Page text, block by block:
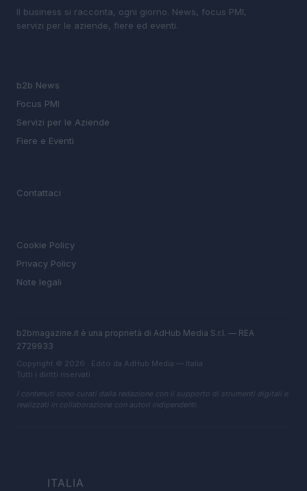
Il business si racconta, ogni giorno. News, focus PMI,
servizi per le aziende, fiere ed eventi.
b2b News
Focus PMI
Servizi per le Aziende
Fiere e Eventi
Contattaci
Cookie Policy
Privacy Policy
Note legali
b2bmagazine.it è una proprietà di AdHub Media S.r.l. — REA
2729933
Copyright © 2026 · Edito da AdHub Media — Italia
Tutti i diritti riservati
I contenuti sono curati dalla redazione con il supporto di strumenti digitali e
realizzati in collaborazione con autori indipendenti.
ITALIA